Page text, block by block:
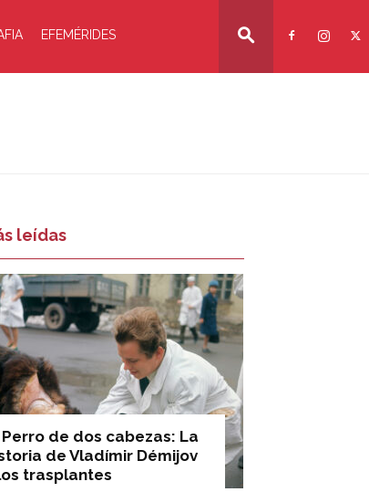
EFEMÉRIDES
leídas
Perro de dos cabezas: La
de Vladímir Démijov
trasplantes